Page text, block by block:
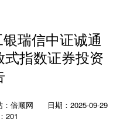
瑞信中证诚通
指数证券投资
：倍顺网
日期：2025-09-29
201